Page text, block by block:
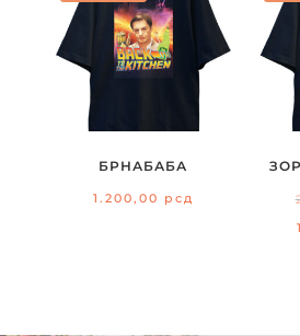
БРНАБАБА
1.200,00 рсд